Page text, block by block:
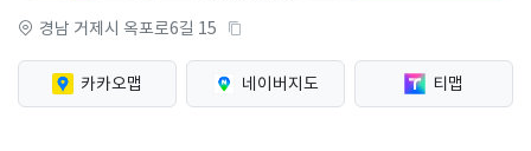
경남 거제시 옥포로6길 15
카카오맵 네이버지도 티맵